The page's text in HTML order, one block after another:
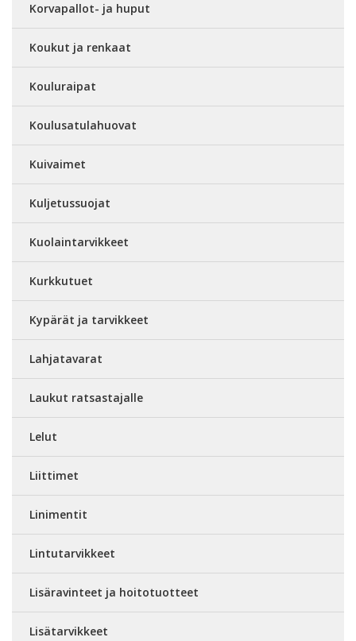
Korvapallot- ja huput
Koukut ja renkaat
Kouluraipat
Koulusatulahuovat
Kuivaimet
Kuljetussuojat
Kuolaintarvikkeet
Kurkkutuet
Kypärät ja tarvikkeet
Lahjatavarat
Laukut ratsastajalle
Lelut
Liittimet
Linimentit
Lintutarvikkeet
Lisäravinteet ja hoitotuotteet
Lisätarvikkeet